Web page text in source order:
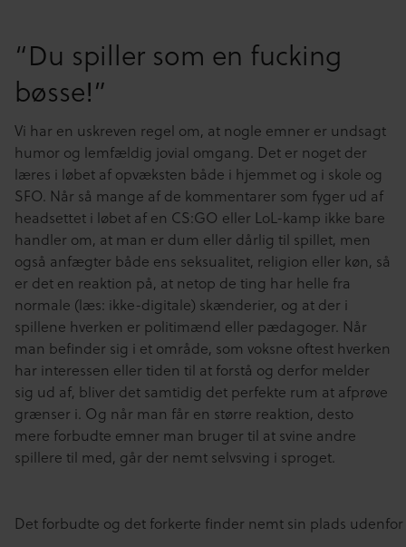
“Du spiller som en fucking
bøsse!”
Vi har en uskreven regel om, at nogle emner er undsagt
humor og lemfældig jovial omgang. Det er noget der
læres i løbet af opvæksten både i hjemmet og i skole og
SFO. Når så mange af de kommentarer som fyger ud af
headsettet i løbet af en CS:GO eller LoL-kamp ikke bare
handler om, at man er dum eller dårlig til spillet, men
også anfægter både ens seksualitet, religion eller køn, så
er det en reaktion på, at netop de ting har helle fra
normale (læs: ikke-digitale) skænderier, og at der i
spillene hverken er politimænd eller pædagoger. Når
man befinder sig i et område, som voksne oftest hverken
har interessen eller tiden til at forstå og derfor melder
sig ud af, bliver det samtidig det perfekte rum at afprøve
grænser i. Og når man får en større reaktion, desto
mere forbudte emner man bruger til at svine andre
spillere til med, går der nemt selvsving i sproget.
Det forbudte og det forkerte finder nemt sin plads udenfor